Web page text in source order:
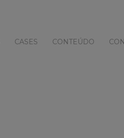
CASES CONTEÚDO